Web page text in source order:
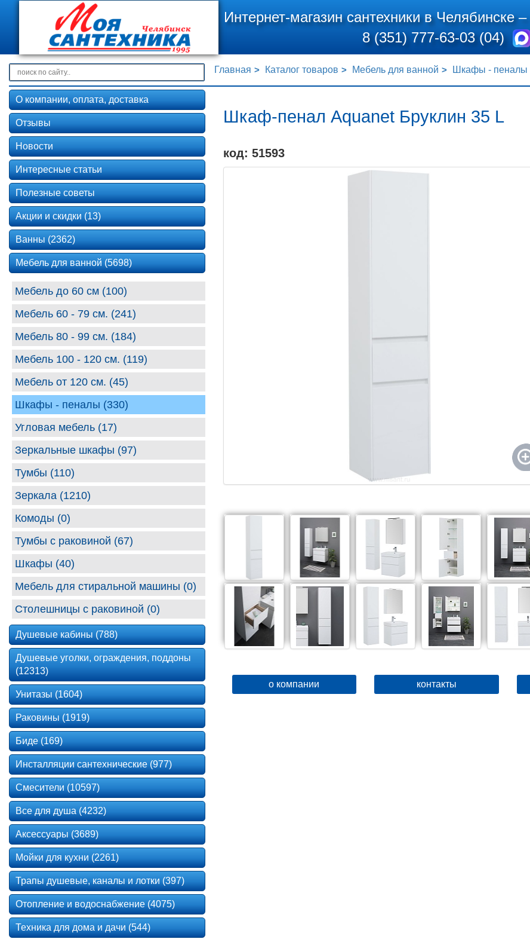
Интернет-магазин сантехники в Челябинске –
8 (351) 777-63-03 (04)
Главная Каталог товаров Мебель для ванной Шкафы - пеналы
Шкаф-пенал Aquanet Бруклин 35 L
код: 51593
о компании контакты
О компании, оплата, доставка
Отзывы
Новости
Интересные статьи
Полезные советы
Акции и скидки (13)
Ванны (2362)
Мебель для ванной (5698)
Мебель до 60 см (100)
Мебель 60 - 79 см. (241)
Мебель 80 - 99 cм. (184)
Мебель 100 - 120 см. (119)
Мебель от 120 см. (45)
Шкафы - пеналы (330)
Угловая мебель (17)
Зеркальные шкафы (97)
Тумбы (110)
Зеркала (1210)
Комоды (0)
Тумбы с раковиной (67)
Шкафы (40)
Мебель для стиральной машины (0)
Столешницы с раковиной (0)
Душевые кабины (788)
Душевые уголки, ограждения, поддоны
(12313)
Унитазы (1604)
Раковины (1919)
Биде (169)
Инсталляции сантехнические (977)
Смесители (10597)
Все для душа (4232)
Аксессуары (3689)
Мойки для кухни (2261)
Трапы душевые, каналы и лотки (397)
Отопление и водоснабжение (4075)
Техника для дома и дачи (544)